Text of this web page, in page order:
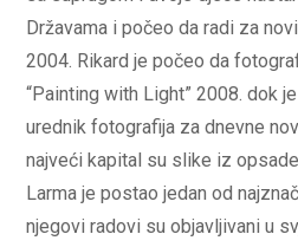
Državama i počeo da radi za
2004. Rikard je počeo da
“Painting with Light” 2008. dok
urednik fotografija za dnevne
najveći kapital su slike iz
Larma je postao jedan od
njegovi radovi su objavljivani u